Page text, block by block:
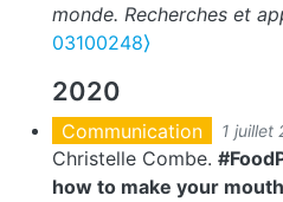
monde. Recherches et
03100248⟩
2020
Communication 1 juillet
Christelle Combe.
how to make your